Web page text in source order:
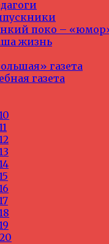
поко –
жизнь
газета
газета